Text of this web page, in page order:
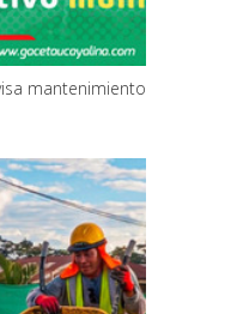
mantenimiento